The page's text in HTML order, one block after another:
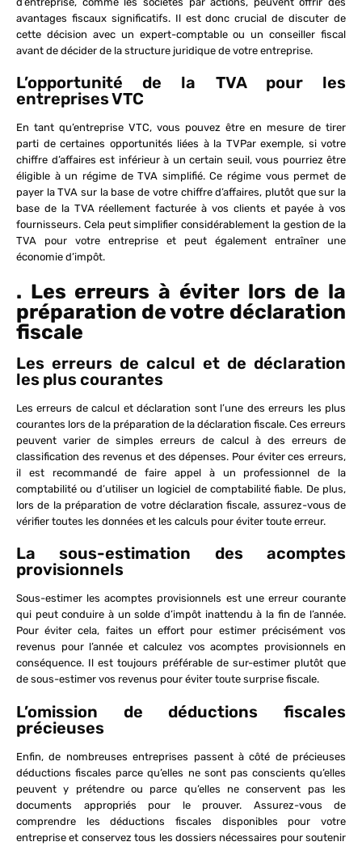
avantages fiscaux significatifs. Il est donc crucial de discuter de
cette décision avec un expert-comptable ou un conseiller fiscal
avant de décider de la structure juridique de votre entreprise.
L’opportunité de la TVA pour les
entreprises VTC
En tant qu’entreprise VTC, vous pouvez être en mesure de tirer
parti de certaines opportunités liées à la TVPar exemple, si votre
chiffre d’affaires est inférieur à un certain seuil, vous pourriez être
éligible à un régime de TVA simplifié. Ce régime vous permet de
payer la TVA sur la base de votre chiffre d’affaires, plutôt que sur la
base de la TVA réellement facturée à vos clients et payée à vos
fournisseurs. Cela peut simplifier considérablement la gestion de la
TVA pour votre entreprise et peut également entraîner une
économie d’impôt.
. Les erreurs à éviter lors de la
préparation de votre déclaration
fiscale
Les erreurs de calcul et de déclaration
les plus courantes
Les erreurs de calcul et déclaration sont l’une des erreurs les plus
courantes lors de la préparation de la déclaration fiscale. Ces erreurs
peuvent varier de simples erreurs de calcul à des erreurs de
classification des revenus et des dépenses. Pour éviter ces erreurs,
il est recommandé de faire appel à un professionnel de la
comptabilité ou d’utiliser un logiciel de comptabilité fiable. De plus,
lors de la préparation de votre déclaration fiscale, assurez-vous de
vérifier toutes les données et les calculs pour éviter toute erreur.
La sous-estimation des acomptes
provisionnels
Sous-estimer les acomptes provisionnels est une erreur courante
qui peut conduire à un solde d’impôt inattendu à la fin de l’année.
Pour éviter cela, faites un effort pour estimer précisément vos
revenus pour l’année et calculez vos acomptes provisionnels en
conséquence. Il est toujours préférable de sur-estimer plutôt que
de sous-estimer vos revenus pour éviter toute surprise fiscale.
L’omission de déductions fiscales
précieuses
Enfin, de nombreuses entreprises passent à côté de précieuses
déductions fiscales parce qu’elles ne sont pas conscients qu’elles
peuvent y prétendre ou parce qu’elles ne conservent pas les
documents appropriés pour le prouver. Assurez-vous de
comprendre les déductions fiscales disponibles pour votre
entreprise et conservez tous les dossiers nécessaires pour soutenir